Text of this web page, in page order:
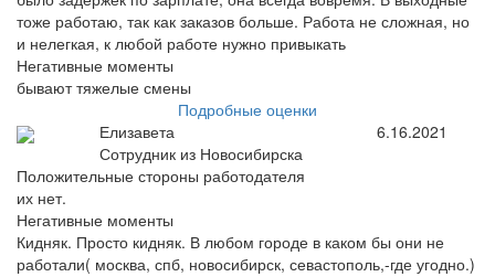
тоже работаю, так как заказов больше. Работа не сложная, но
и нелегкая, к любой работе нужно привыкать
Негативные моменты
бывают тяжелые смены
Подробные оценки
Елизавета
Сотрудник из Новосибирска
6.16.2021
Положительные стороны работодателя
их нет.
Негативные моменты
Кидняк. Просто кидняк. В любом городе в каком бы они не
работали( москва, спб, новосибирск, севастополь,-где угодно.)